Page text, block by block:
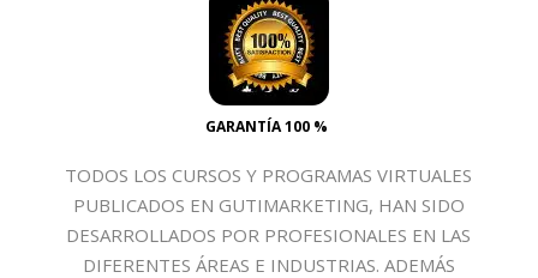
GARANTÍA 100 %
TODOS LOS CURSOS Y PROGRAMAS VIRTUALES
PUBLICADOS EN GUTIMARKETING, HAN SIDO
DESARROLLADOS POR PROFESIONALES EN LAS
DIFERENTES ÁREAS E INDUSTRIAS. ADEMÁS